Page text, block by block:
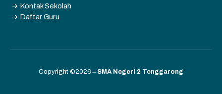
Kontak Sekolah
Daftar Guru
Copyright ©2026 SMA Negeri 2 Tenggarong